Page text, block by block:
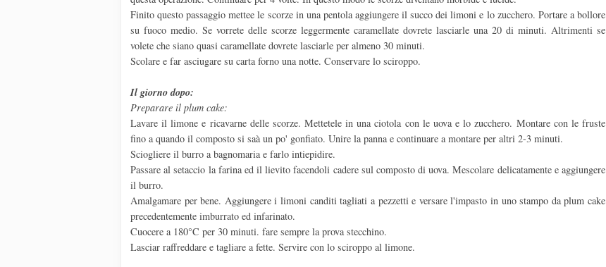
Finito questo passaggio mettee le scorze in una pentola aggiungere il succo dei limoni e lo zucchero. Portare a bollore
su fuoco medio. Se vorrete delle scorze leggermente caramellate dovrete lasciarle una 20 di minuti. Altrimenti se
volete che siano quasi caramellate dovrete lasciarle per almeno 30 minuti.
Scolare e far asciugare su carta forno una notte. Conservare lo sciroppo.
Il giorno dopo:
Preparare il plum cake:
Lavare il limone e ricavarne delle scorze. Mettetele in una ciotola con le uova e lo zucchero. Montare con le fruste
fino a quando il composto si saà un po' gonfiato. Unire la panna e continuare a montare per altri 2-3 minuti.
Sciogliere il burro a bagnomaria e farlo intiepidire.
Passare al setaccio la farina ed il lievito facendoli cadere sul composto di uova. Mescolare delicatamente e aggiungere
il burro.
Amalgamare per bene. Aggiungere i limoni canditi tagliati a pezzetti e versare l'impasto in uno stampo da plum cake
precedentemente imburrato ed infarinato.
Cuocere a 180°C per 30 minuti. fare sempre la prova stecchino.
Lasciar raffreddare e tagliare a fette. Servire con lo sciroppo al limone.